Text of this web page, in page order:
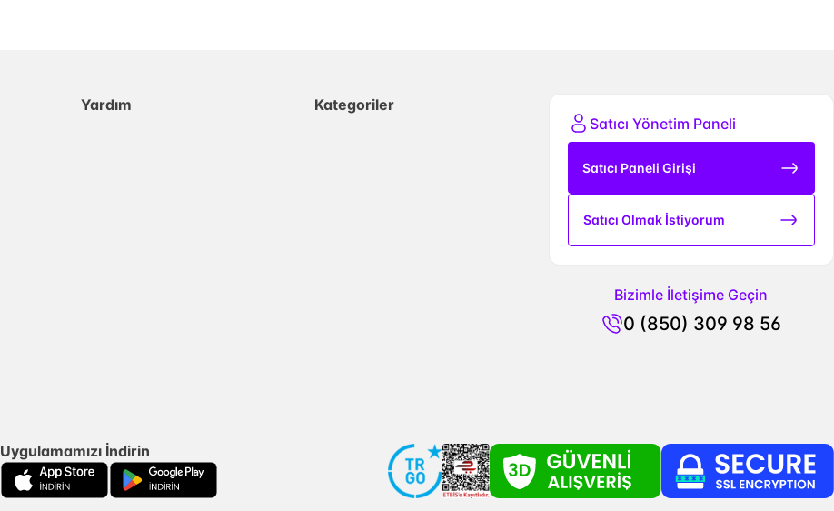
Yardım
Kategoriler
Satıcı Yönetim Paneli
Satıcı Paneli Girişi
Satıcı Olmak İstiyorum
Bizimle İletişime Geçin
0 (850) 309 98 56
Uygulamamızı İndirin